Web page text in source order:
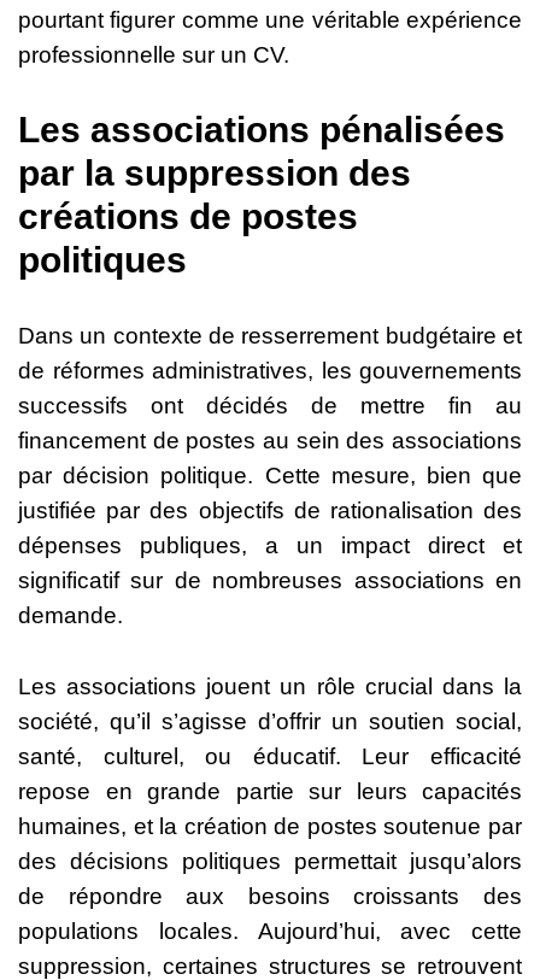
pourtant figurer comme une véritable expérience
professionnelle sur un CV.
Les associations pénalisées
par la suppression des
créations de postes
politiques
Dans un contexte de resserrement budgétaire et
de réformes administratives, les gouvernements
successifs ont décidés de mettre fin au
financement de postes au sein des associations
par décision politique. Cette mesure, bien que
justifiée par des objectifs de rationalisation des
dépenses publiques, a un impact direct et
significatif sur de nombreuses associations en
demande.
Les associations jouent un rôle crucial dans la
société, qu’il s’agisse d’offrir un soutien social,
santé, culturel, ou éducatif. Leur efficacité
repose en grande partie sur leurs capacités
humaines, et la création de postes soutenue par
des décisions politiques permettait jusqu’alors
de répondre aux besoins croissants des
populations locales. Aujourd’hui, avec cette
suppression, certaines structures se retrouvent